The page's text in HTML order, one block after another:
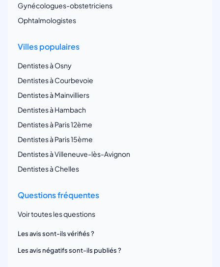
Gynécologues-obstetriciens
Ophtalmologistes
Villes populaires
Dentistes à Osny
Dentistes à Courbevoie
Dentistes à Mainvilliers
Dentistes à Hambach
Dentistes à Paris 12ème
Dentistes à Paris 15ème
Dentistes à Villeneuve-lès-Avignon
Dentistes à Chelles
Questions fréquentes
Voir toutes les questions
Les avis sont-ils vérifiés ?
Les avis négatifs sont-ils publiés ?